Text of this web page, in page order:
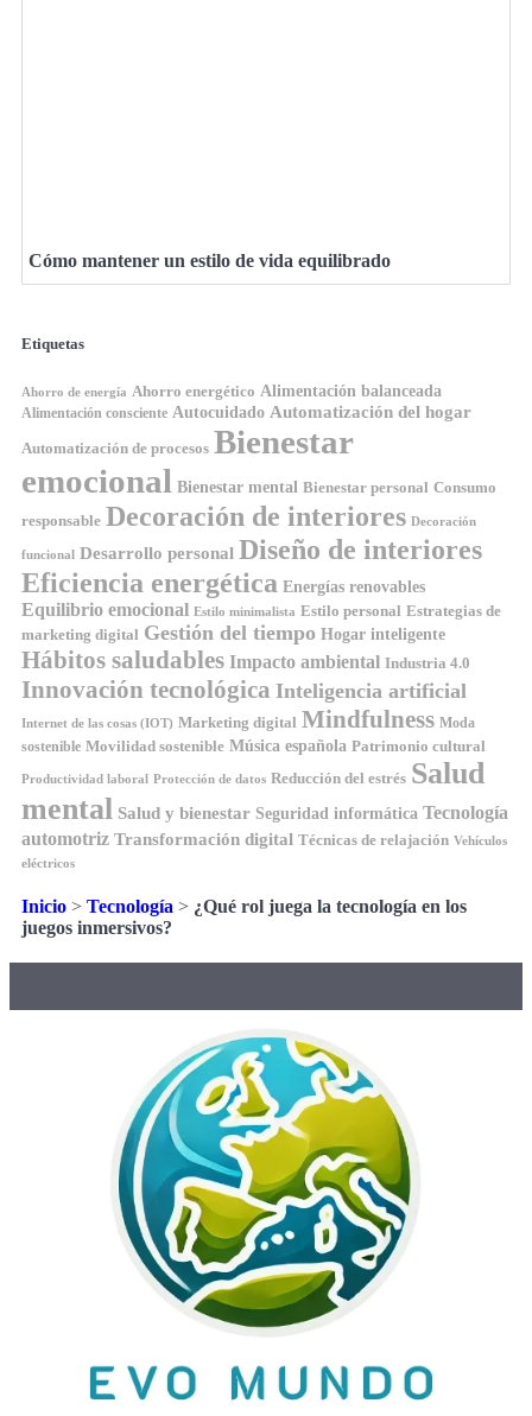
Cómo mantener un estilo de vida equilibrado
Etiquetas
Ahorro de energía Ahorro energético Alimentación balanceada
Alimentación consciente Autocuidado Automatización del hogar
Automatización de procesos Bienestar
emocional Bienestar mental Bienestar personal Consumo
responsable Decoración de interiores Decoración
funcional Desarrollo personal Diseño de interiores
Eficiencia energética Energías renovables
Equilibrio emocional Estilo minimalista Estilo personal Estrategias de
marketing digital Gestión del tiempo Hogar inteligente
Hábitos saludables Impacto ambiental Industria 4.0
Innovación tecnológica Inteligencia artificial
Internet de las cosas (IOT) Marketing digital Mindfulness Moda
sostenible Movilidad sostenible Música española Patrimonio cultural
Productividad laboral Protección de datos Reducción del estrés Salud
mental Salud y bienestar Seguridad informática Tecnología
automotriz Transformación digital Técnicas de relajación Vehículos
eléctricos
Inicio > Tecnología > ¿Qué rol juega la tecnología en los
juegos inmersivos?